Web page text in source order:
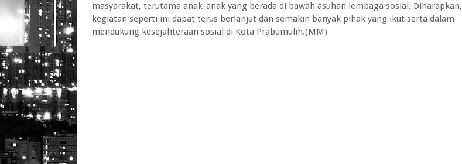
masyarakat, terutama anak-anak yang berada di bawah asuhan lembaga sosial. Diharapkan,
kegiatan seperti ini dapat terus berlanjut dan semakin banyak pihak yang ikut serta dalam
mendukung kesejahteraan sosial di Kota Prabumulih.(MM)